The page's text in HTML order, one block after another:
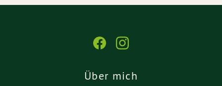
Über mich